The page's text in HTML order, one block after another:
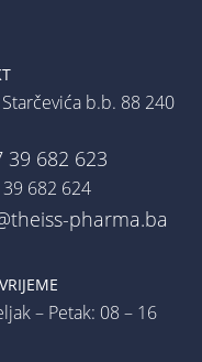
b.b. 88 240
39 682 623
682 624
pharma.ba
– Petak: 08 – 16